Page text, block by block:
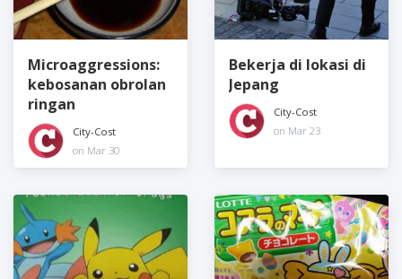
Microaggressions:
kebosanan obrolan
ringan
City-Cost
on Mar 30
Bekerja di lokasi di
Jepang
City-Cost
on Mar 23